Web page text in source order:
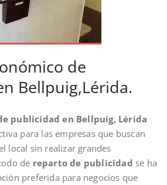
de
Bellpuig,Lérida.
publicidad en Bellpuig, Lérida
para las empresas que buscan
local sin realizar grandes
de reparto de publicidad se ha
preferida para negocios que